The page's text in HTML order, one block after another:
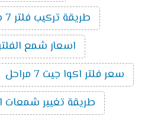
طريقة تركيب فلتر 7 مراحل بالصور
اسعار شمع الفلتر 7
سعر فلتر اكوا جيت 7 مراحل
طريقة تغيير شمعات الفلتر